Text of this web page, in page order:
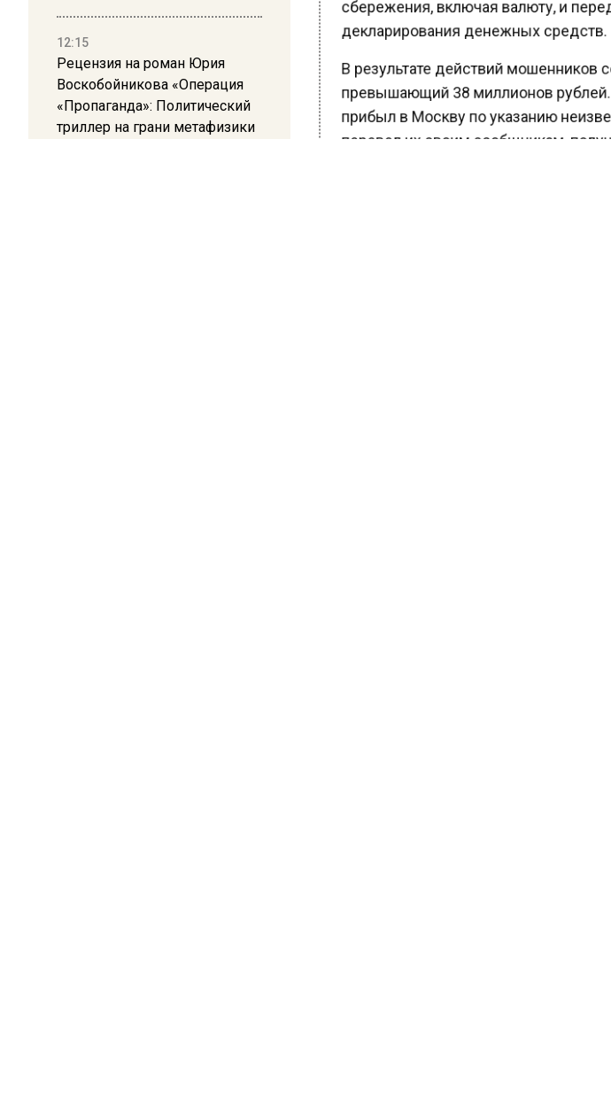
12:15
Рецензия на роман Юрия
Воскобойникова «Операция
«Пропаганда»: Политический
триллер на грани метафизики
сбережения, включая валюту, и
декларирования денежных средств.
В результате действий мошенников
превышающий 38 миллионов
прибыл в Москву по указанию
перевел их своим сообщникам,